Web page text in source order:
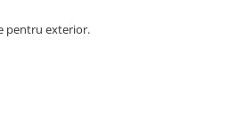
pentru exterior.